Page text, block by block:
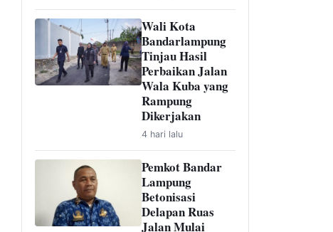
Wali Kota
Bandarlampung
Tinjau Hasil
Perbaikan Jalan
Wala Kuba yang
Rampung
Dikerjakan
4 hari lalu
Pemkot Bandar
Lampung
Betonisasi
Delapan Ruas
Jalan Mulai